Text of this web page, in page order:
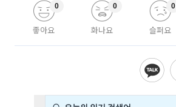
좋아요
0
화나요
0
슬퍼요
0